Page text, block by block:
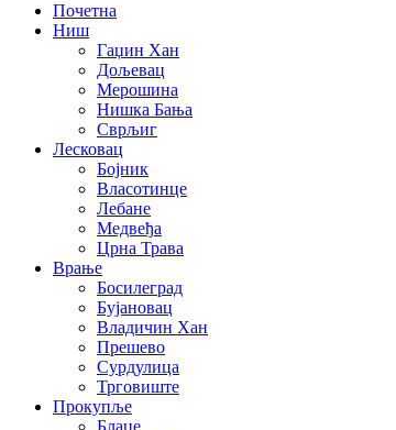
Почетна
Ниш
Гаџин Хан
Дољевац
Мерошина
Нишка Бања
Сврљиг
Лесковац
Бојник
Власотинце
Лебане
Медвеђа
Црна Трава
Врање
Босилеград
Бујановац
Владичин Хан
Прешево
Сурдулица
Трговиште
Прокупље
Блаце